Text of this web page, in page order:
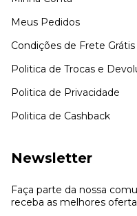
Meus Pedidos
Condições de Frete Grátis
Politica de Trocas e
Politica de Privacidade
Politica de Cashback
Newsletter
Faça parte da nossa
receba as melhores